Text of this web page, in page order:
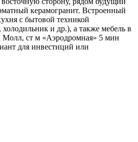
керамогранит. Встроенный
с бытовой техникой
и др.), а также мебель в
ст м «Аэродромная» 5 мин
для инвестиций или